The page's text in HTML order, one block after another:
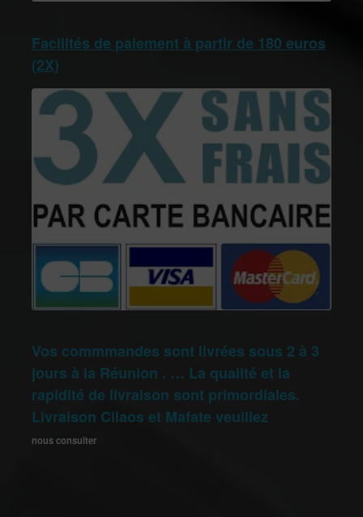
Facilités de paiement à partir de 180 euros
(2X)
Vos commmandes sont livrées sous 2 à 3
jours à la Réunion . … La qualité et la
rapidité de livraison sont primordiales.
Livraison Cilaos et Mafate veuillez
nous consulter